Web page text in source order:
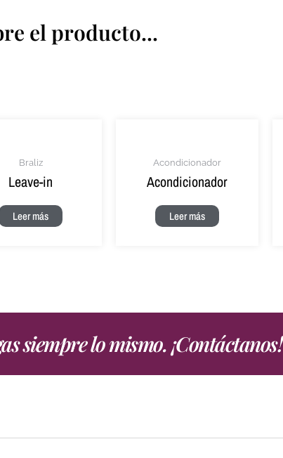
el producto...
Braliz
Leave-in
Leer más
Acondicionador
Acondicionador
Leer más
siempre lo mismo. ¡Contáctanos!